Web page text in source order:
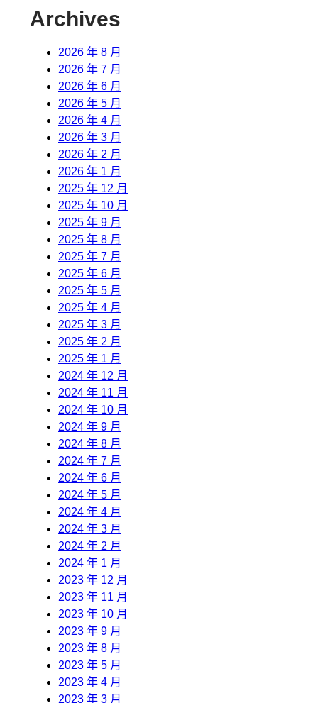
Archives
2026 年 8 月
2026 年 7 月
2026 年 6 月
2026 年 5 月
2026 年 4 月
2026 年 3 月
2026 年 2 月
2026 年 1 月
2025 年 12 月
2025 年 10 月
2025 年 9 月
2025 年 8 月
2025 年 7 月
2025 年 6 月
2025 年 5 月
2025 年 4 月
2025 年 3 月
2025 年 2 月
2025 年 1 月
2024 年 12 月
2024 年 11 月
2024 年 10 月
2024 年 9 月
2024 年 8 月
2024 年 7 月
2024 年 6 月
2024 年 5 月
2024 年 4 月
2024 年 3 月
2024 年 2 月
2024 年 1 月
2023 年 12 月
2023 年 11 月
2023 年 10 月
2023 年 9 月
2023 年 8 月
2023 年 5 月
2023 年 4 月
2023 年 3 月